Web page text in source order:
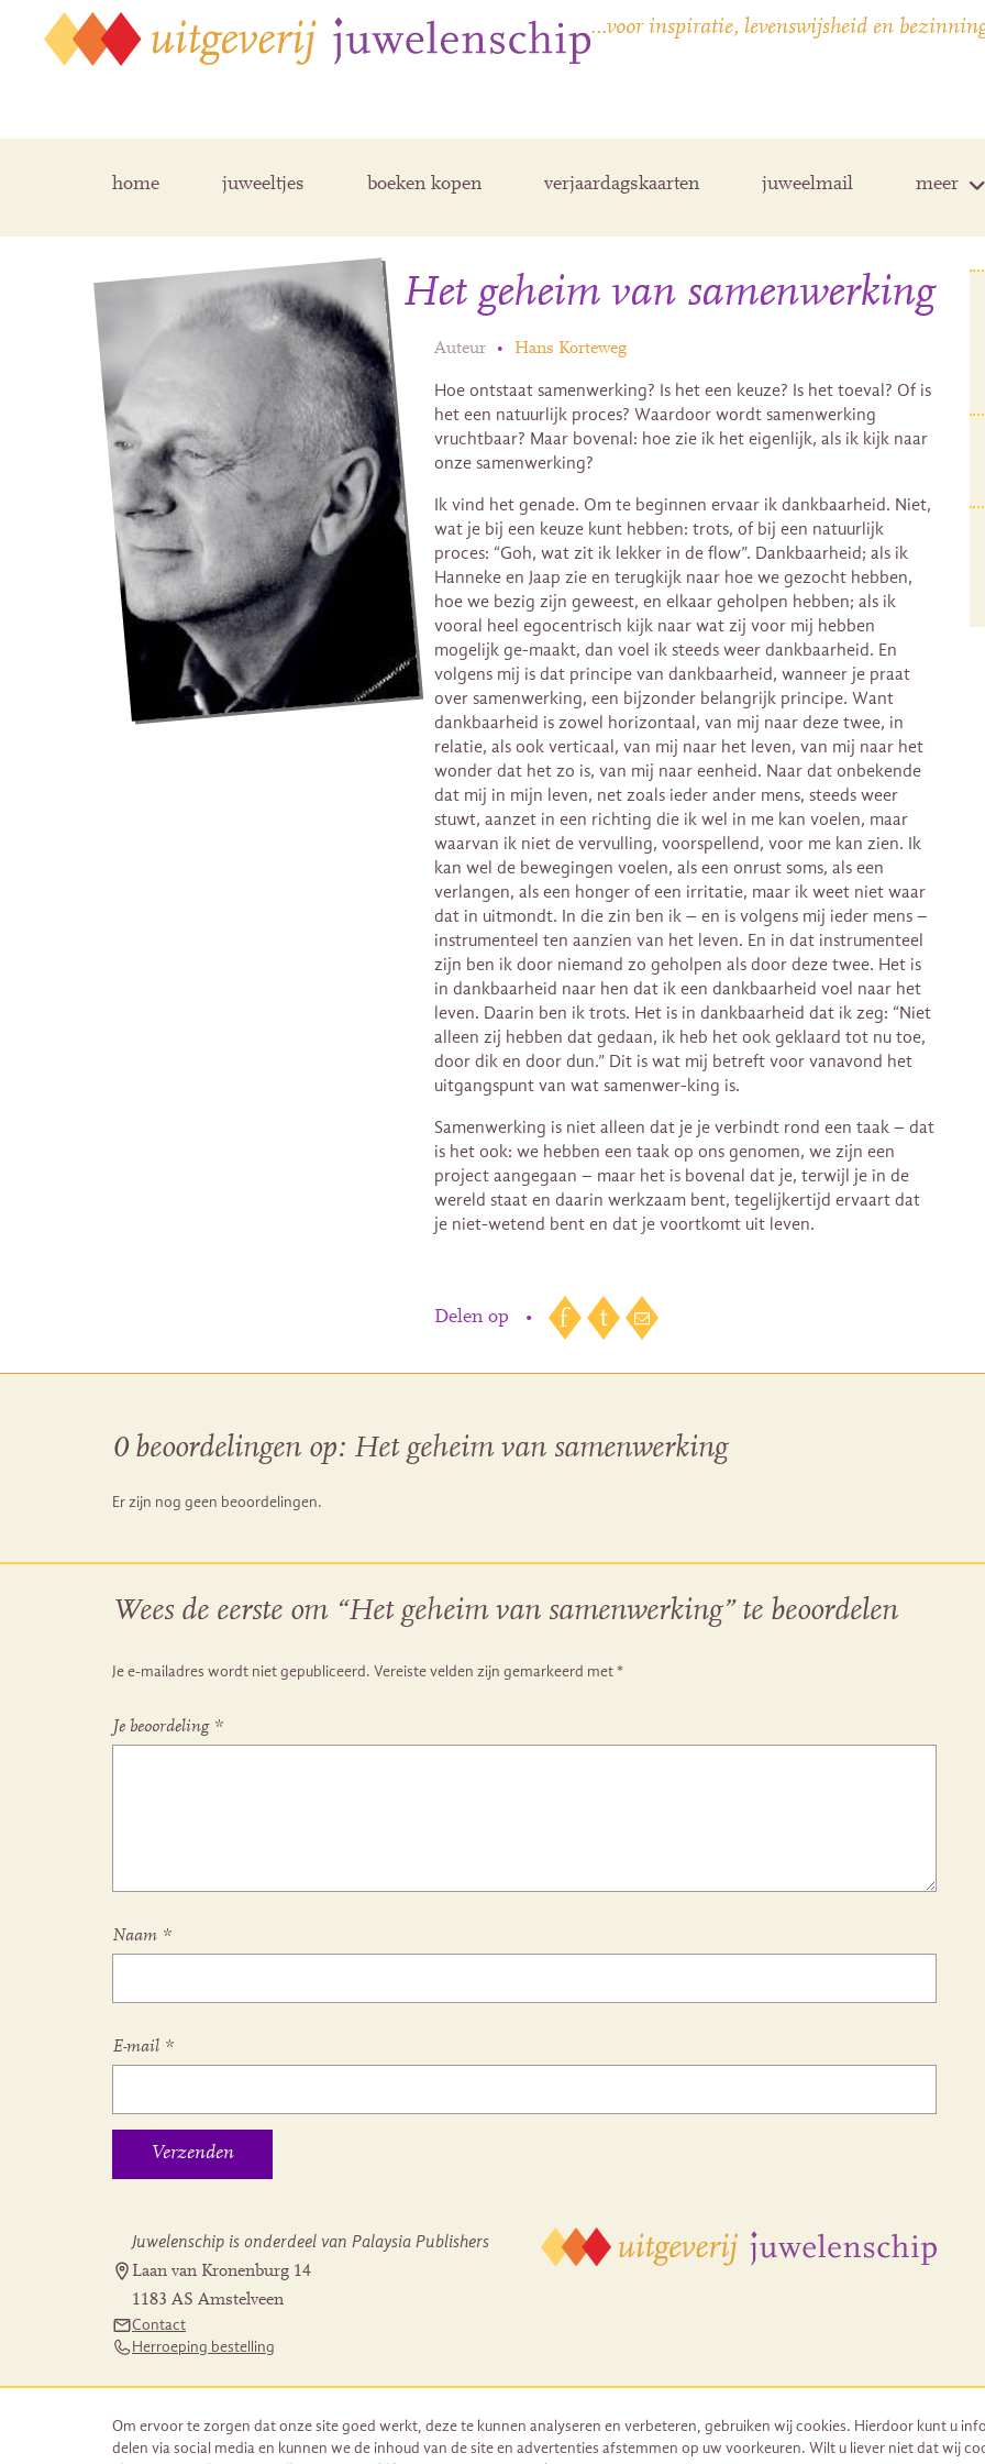
…voor inspiratie, levenswijsheid en
home juweeltjes boeken kopen verjaardagskaarten juweelmail meer
Het geheim van samenwerking
Auteur • Hans Korteweg
Hoe ontstaat samenwerking? Is het een keuze? Is het toeval? Of is
het een natuurlijk proces? Waardoor wordt samenwerking
vruchtbaar? Maar bovenal: hoe zie ik het eigenlijk, als ik kijk naar
onze samenwerking?
Ik vind het genade. Om te beginnen ervaar ik dankbaarheid. Niet,
wat je bij een keuze kunt hebben: trots, of bij een natuurlijk
proces: “Goh, wat zit ik lekker in de flow”. Dankbaarheid; als ik
Hanneke en Jaap zie en terugkijk naar hoe we gezocht hebben,
hoe we bezig zijn geweest, en elkaar geholpen hebben; als ik
vooral heel egocentrisch kijk naar wat zij voor mij hebben
mogelijk ge-maakt, dan voel ik steeds weer dankbaarheid. En
volgens mij is dat principe van dankbaarheid, wanneer je praat
over samenwerking, een bijzonder belangrijk principe. Want
dankbaarheid is zowel horizontaal, van mij naar deze twee, in
relatie, als ook verticaal, van mij naar het leven, van mij naar het
wonder dat het zo is, van mij naar eenheid. Naar dat onbekende
dat mij in mijn leven, net zoals ieder ander mens, steeds weer
stuwt, aanzet in een richting die ik wel in me kan voelen, maar
waarvan ik niet de vervulling, voorspellend, voor me kan zien. Ik
kan wel de bewegingen voelen, als een onrust soms, als een
verlangen, als een honger of een irritatie, maar ik weet niet waar
dat in uitmondt. In die zin ben ik – en is volgens mij ieder mens –
instrumenteel ten aanzien van het leven. En in dat instrumenteel
zijn ben ik door niemand zo geholpen als door deze twee. Het is
in dankbaarheid naar hen dat ik een dankbaarheid voel naar het
leven. Daarin ben ik trots. Het is in dankbaarheid dat ik zeg: “Niet
alleen zij hebben dat gedaan, ik heb het ook geklaard tot nu toe,
door dik en door dun.” Dit is wat mij betreft voor vanavond het
uitgangspunt van wat samenwer-king is.
Samenwerking is niet alleen dat je je verbindt rond een taak – dat
is het ook: we hebben een taak op ons genomen, we zijn een
project aangegaan – maar het is bovenal dat je, terwijl je in de
wereld staat en daarin werkzaam bent, tegelijkertijd ervaart dat
je niet-wetend bent en dat je voortkomt uit leven.
Delen op •
0 beoordelingen op: Het geheim van samenwerking
Er zijn nog geen beoordelingen.
Wees de eerste om “Het geheim van samenwerking” te beoordelen
Je e-mailadres wordt niet gepubliceerd. Vereiste velden zijn gemarkeerd met*
Je beoordeling *
Naam *
E-mail *
Juwelenschip is onderdeel van Palaysia Publishers
Laan van Kronenburg 14
1183 AS Amstelveen
Contact
Herroeping bestelling
Om ervoor te zorgen dat onze site goed werkt, deze te kunnen analyseren en verbeteren, gebruiken wij cookies. Hierdoor kunt u
delen via social media en kunnen we de inhoud van de site en advertenties afstemmen op uw voorkeuren. Wilt u liever niet dat wij